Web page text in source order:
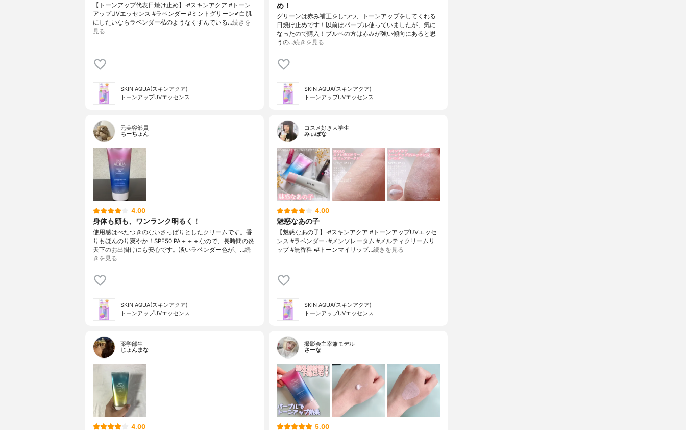
【トーンアップ代表日焼け止め】▫️#スキンアクア #トーン
アップUVエッセンス #ラベンダー #ミントグリーン✔白肌
にしたいならラベンダー私のようなくすんでいる…続きを
見る
SKIN AQUA(スキンアクア)
トーンアップUVエッセンス
め！
グリーンは赤み補正をしつつ、トーンアップをしてくれる
日焼け止めです！以前はパープル使っていましたが、気に
なったので購入！ブルベの方は赤みが強い傾向にあると思
うの…続きを見る
SKIN AQUA(スキンアクア)
トーンアップUVエッセンス
元美容部員
ちーちょん
4.00
身体も顔も、ワンランク明るく！
使用感はべたつきのないさっぱりとしたクリームです。香
りもほんのり爽やか！SPF50 PA＋＋＋なので、長時間の炎
天下のお出掛けにも安心です。淡いラベンダー色が、…続
きを見る
SKIN AQUA(スキンアクア)
トーンアップUVエッセンス
コスメ好き大学生
みぃぽな
4.00
魅惑なあの子
【魅惑なあの子】▫️#スキンアクア #トーンアップUVエッセ
ンス #ラベンダー ▫️#メンソレータム #メルティクリームリ
ップ #無香料 ▫️#トーンマイリップ…続きを見る
SKIN AQUA(スキンアクア)
トーンアップUVエッセンス
薬学部生
じょんまな
4.00
撮影会主宰兼モデル
さーな
5.00